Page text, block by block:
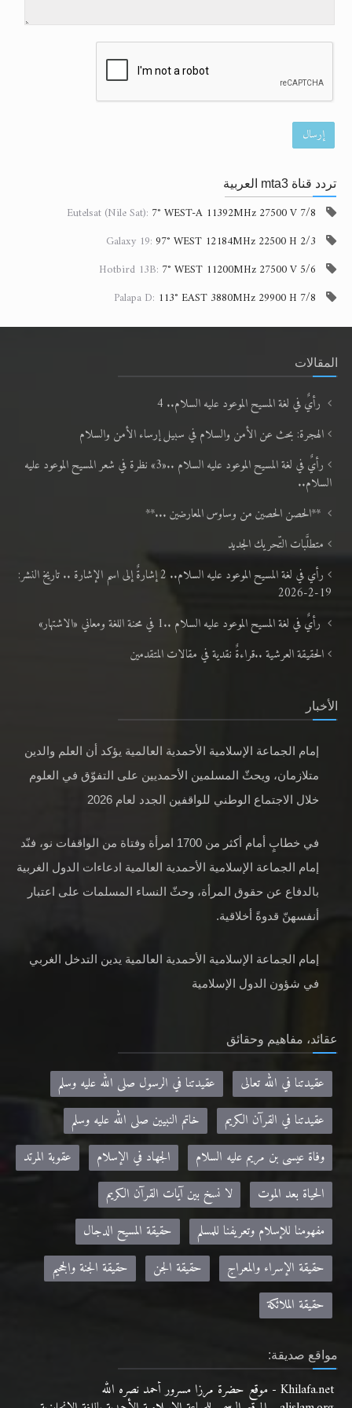
إرسال
تردد قناة mta3 العربية
Eutelsat (Nile Sat): 7° WEST-A 11392MHz 27500 V 7/8
Galaxy 19: 97° WEST 12184MHz 22500 H 2/3
Hotbird 13B: 7° WEST 11200MHz 27500 V 5/6
Palapa D: 113° EAST 3880MHz 29900 H 7/8
المقالات
رأيٌ في لغة المسيح الموعود عليه السلام.. 4
الهجرة: بحث عن الأمن والسلام في سبيل إرساء الأمن والسلام
رأيٌ في لغة المسيح الموعود عليه السلام ..«3» نظرة في شعر المسيح الموعود عليه
السلام..
**الحصن الحصين من وساوس المعارضين ...**
متطلَّبات التّحريك الجديد
رأي في لغة المسيح الموعود عليه السلام.. 2 إشارةٌ إلى اسم الإشارة .. تاريخ النشر:
19-2-2026
رأيٌ في لغة المسيح الموعود عليه السلام ..1 في محنة اللغة ومعاني «الاشتهار»
الحقيقة العرشية ..قراءةٌ نقدية في مقالات المتقدمين
الأخبار
إمام الجماعة الإسلامية الأحمدية العالمية يؤكد أن العلم والدين
متلازمان، ويحثّ المسلمين الأحمديين على التفوّق في العلوم
خلال الاجتماع الوطني للواقفين الجدد لعام 2026
في خطابٍ أمام أكثر من 1700 امرأة وفتاة من الواقفات نو، فنّد
إمام الجماعة الإسلامية الأحمدية العالمية ادعاءات الدول الغربية
بالدفاع عن حقوق المرأة، وحثّ النساء المسلمات على اعتبار
أنفسهنّ قدوةً أخلاقية.
إمام الجماعة الإسلامية الأحمدية العالمية يدين التدخل الغربي
في شؤون الدول الإسلامية
عقائد، مفاهيم وحقائق
عقيدتنا في الله تعالى
عقيدتنا في الرسول صلى الله عليه وسلم
عقيدتنا في القرآن الكريم
خاتم النبيين صلى الله عليه وسلم
وفاة عيسى بن مريم عليه السلام
الجهاد في الإسلام
عقوبة المرتد
الحياة بعد الموت
لا نسخ بين آيات القرآن الكريم
مفهومنا للإسلام وتعريفنا للمسلم
حقيقة المسيح الدجال
حقيقة الإسراء والمعراج
حقيقة الجن
حقيقة الجنة والجحيم
حقيقة الملائكة
مواقع صديقة:
Khilafa.net - موقع حضرة مرزا مسرور أحمد نصره الله